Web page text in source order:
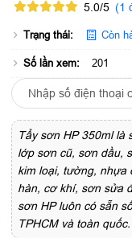
5.0/5 (1
Trạng thái: Còn
Số lần xem: 201
Tẩy sơn HP 350ml là
lớp sơn cũ, sơn dầu,
kim loại, tường, nhựa
hàn, cơ khí, sơn sửa
sơn HP luôn có sẵn
TPHCM và toàn quốc.